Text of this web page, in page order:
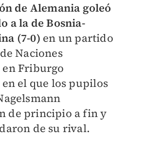
de Alemania goleó
a la de Bosnia-
(7-0) en un partido
Naciones
Friburgo
el que los pupilos
de principio a fin y
de su rival.